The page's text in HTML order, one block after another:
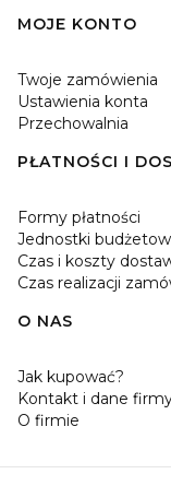
MOJE KONTO
Twoje zamówienia
Ustawienia konta
Przechowalnia
PŁATNOŚCI I
Formy płatności
Jednostki
Czas i koszty
Czas realizacji
O NAS
Jak kupować?
Kontakt i dane
O firmie